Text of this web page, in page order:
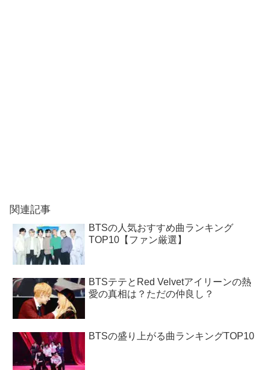
関連記事
BTSの人気おすすめ曲ランキング
TOP10【ファン厳選】
BTSテテとRed Velvetアイリーンの熱
愛の真相は？ただの仲良し？
BTSの盛り上がる曲ランキングTOP10